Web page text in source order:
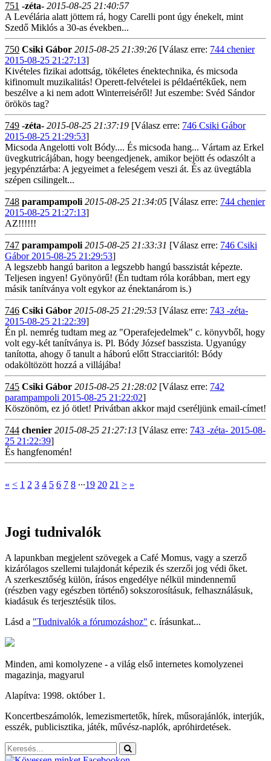
751 -zéta- 2015-08-25 21:40:57
A Levélária alatt jöttem rá, hogy Carelli pont úgy énekelt, mint
Szedő Miklós a 30-as években...
750 Csiki Gábor 2015-08-25 21:39:26 [Válasz erre: 744 chenier
2015-08-25 21:27:13]
Kivételes fizikai adottság, tökéletes énektechnika, és micsoda
kifinomult muzikalitás! Operett-felvételei is példaértékűek, nem
beszélve a ki nem adott Winterreiséről! Jut eszembe: Svéd Sándor
örökös tag?
749 -zéta- 2015-08-25 21:37:19 [Válasz erre: 746 Csiki Gábor
2015-08-25 21:29:53]
Micsoda Angelotti volt Bódy.... És micsoda hang... Vártam az Erkel
üvegkutricájában, hogy beengedjenek, amikor bejött és odaszólt a
jegypénztárba: A jegyeimet a feleségem veszi át. És az üvegtábla
szépen csilingelt...
748 parampampoli 2015-08-25 21:34:05 [Válasz erre: 744 chenier
2015-08-25 21:27:13]
AZ!!!!!!
747 parampampoli 2015-08-25 21:33:31 [Válasz erre: 746 Csiki
Gábor 2015-08-25 21:29:53]
A legszebb hangú bariton a legszebb hangú basszistát képezte.
Teljesen ingyen! Gyönyörű! (Én tudtam róla korábban, mert egy
másik tanítványa volt egykor az énektanárom is.)
746 Csiki Gábor 2015-08-25 21:29:53 [Válasz erre: 743 -zéta-
2015-08-25 21:22:39]
Én pl. nemrég tudtam meg az "Operafejedelmek" c. könyvből, hogy
volt egy-két tanítványa is. Pl. Bódy József basszista. Ugyanúgy
tanította, ahogy ő tanult a háború előtt Stracciaritól: Bódy
odaköltözött hozzá a villájába!
745 Csiki Gábor 2015-08-25 21:28:02 [Válasz erre: 742
parampampoli 2015-08-25 21:22:02]
Köszönöm, ez jó ötlet! Privátban akkor majd cseréljünk email-címet!
744 chenier 2015-08-25 21:27:13 [Válasz erre: 743 -zéta- 2015-08-
25 21:22:39]
És hangfenomén!
« < 1 2 3 4 5 6 7 8 ∙∙∙19 20 21 > »
Jogi tudnivalók
A lapunkban megjelent szövegek a Café Momus, vagy a szerző
kizárólagos szellemi tulajdonát képezik és szerzői jog védi őket.
A szerkesztőség külön, írásos engedélye nélkül mindennemű
(részben vagy egészben történő) sokszorosításuk, felhasználásuk,
kiadásuk és terjesztésük tilos.
Lásd a "Tudnivalók a fórumozáshoz" c. írásunkat...
Minden, ami komolyzene - a világ első internetes komolyzenei
magazinja, magyarul
Alapítva: 1998. október 1.
Koncertbeszámolók, lemezismertetők, hírek, műsorajánlók, interjúk,
esszék, publicisztika, játék, művész-naplók, apróhirdetések.